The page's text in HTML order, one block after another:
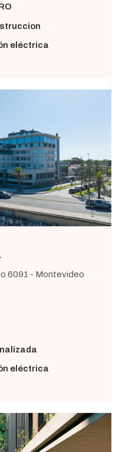
eléctrica
6091 - Montevideo
eléctrica